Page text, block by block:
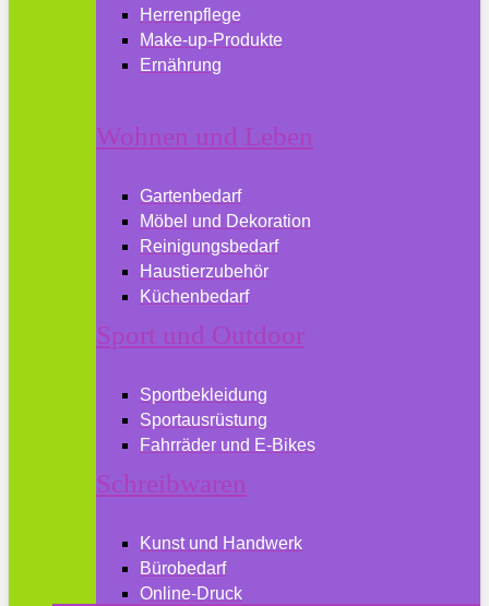
Herrenpflege
Make-up-Produkte
Ernährung
Wohnen und Leben
Gartenbedarf
Möbel und Dekoration
Reinigungsbedarf
Haustierzubehör
Küchenbedarf
Sport und Outdoor
Sportbekleidung
Sportausrüstung
Fahrräder und E-Bikes
Schreibwaren
Kunst und Handwerk
Bürobedarf
Online-Druck